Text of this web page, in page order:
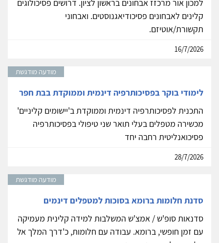
למכון אור מרכזז אבחונים בראשון לציון. דרושים פסיכולוגים
קלינים לאבחונים פסיכודיאגנוסטים. ואבחוני
תקשורת/אוטיזם.
16/7/2026
מודעה מודגשת
לימודי בוקר בפסיכותרפיה דינמית וממוקדת בבת חפר
התכנית לפסיכותרפיה דינמית וממוקדת ב'יישומים קליניים'
מכשירה מטפלים בעלי תואר שני טיפולי בפסיכותרפיה
פסיכואנליטית רחבה יחד
28/7/2026
מודעה מודגשת
סדנת חלומות ברומא בסוכות למטפלים דינמים
סדנאות סופ'ש / אמצ'ש המשלבות למידה קלינית מעמיקה
עם זמן חופשי, ברומא. עבודה עם חלומות, כ'דרך המלך אל